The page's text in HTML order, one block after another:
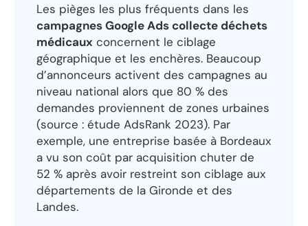
Les pièges les plus fréquents dans les
campagnes Google Ads collecte déchets
médicaux concernent le ciblage
géographique et les enchères. Beaucoup
d’annonceurs activent des campagnes au
niveau national alors que 80 % des
demandes proviennent de zones urbaines
(source : étude AdsRank 2023). Par
exemple, une entreprise basée à Bordeaux
a vu son coût par acquisition chuter de
52 % après avoir restreint son ciblage aux
départements de la Gironde et des
Landes.